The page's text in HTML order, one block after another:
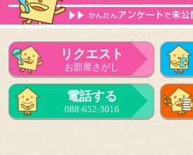
リクエスト
お部屋さがし
電話する
088-652-3016